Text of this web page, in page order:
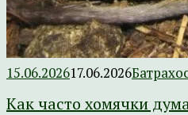
15.06.202617.06.2026
Как часто хомячки